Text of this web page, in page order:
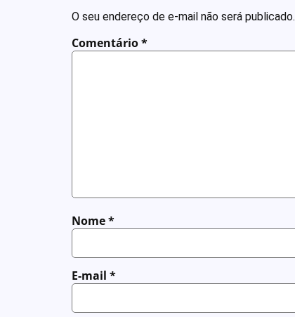
O seu endereço de e-mail não será publicado.
Comentário*
Nome*
E-mail *